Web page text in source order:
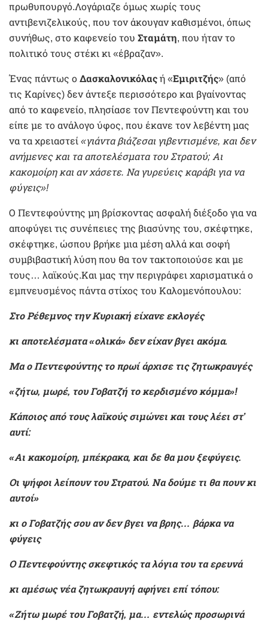
πρωθυπουργό.Λογάριαζε όμως χωρίς τους
αντιβενιζελικούς, που τον άκουγαν καθισμένοι, όπως
συνήθως, στο καφενείο του Σταμάτη, που ήταν το
πολιτικό τους στέκι κι «έβραζαν».
Ένας πάντως ο Δασκαλονικόλας ή «Εμιριτζής» (από
τις Καρίνες) δεν άντεξε περισσότερο και βγαίνοντας
από το καφενείο, πλησίασε τον Πεντεφούντη και του
είπε με το ανάλογο ύφος, που έκανε τον λεβέντη μας
να τα χρειαστεί «γιάντα βιάζεσαι γιβεντισμένε, και δεν
ανήμενες και τα αποτελέσματα του Στρατού; Αι
κακομοίρη και αν χάσετε. Να γυρεύεις καράβι για να
φύγεις»!
Ο Πεντεφούντης μη βρίσκοντας ασφαλή διέξοδο για να
αποφύγει τις συνέπειες της βιασύνης του, σκέφτηκε,
σκέφτηκε, ώσπου βρήκε μια μέση αλλά και σοφή
συμβιβαστική λύση που θα τον τακτοποιούσε και με
τους… λαϊκούς.Και μας την περιγράφει χαρισματικά ο
εμπνευσμένος πάντα στίχος του Καλομενόπουλου:
Στο Ρέθεμνος την Κυριακή είχανε εκλογές
κι αποτελέσματα «ολικά» δεν είχαν βγει ακόμα.
Μα ο Πεντεφούντης το πρωί άρχισε τις ζητωκραυγές
«ζήτω, μωρέ, του Γοβατζή το κερδισμένο κόμμα»!
Κάποιος από τους λαϊκούς σιμώνει και τους λέει στ’
αυτί:
«Αι κακομοίρη, μπέκρακα, και δε θα μου ξεφύγεις.
Οι ψήφοι λείπουν του Στρατού. Να δούμε τι θα πουν κι
αυτοί»
κι ο Γοβατζής σου αν δεν βγει να βρης… βάρκα να
φύγεις
Ο Πεντεφούντης σκεφτικός τα λόγια του τα ερευνά
κι αμέσως νέα ζητωκραυγή αφήνει επί τόπου:
«Ζήτω μωρέ του Γοβατζή, μα… εντελώς προσωρινά